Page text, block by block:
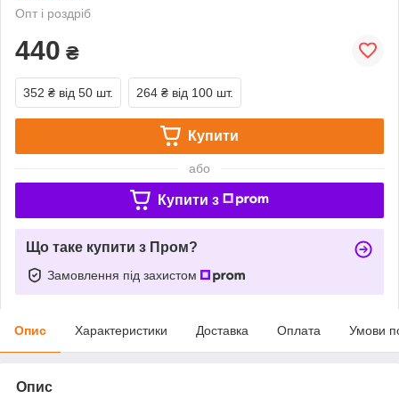
Опт і роздріб
440 ₴
352 ₴ від 50 шт. 264 ₴ від 100 шт.
Купити
або
Купити з
Що таке купити з Пром?
Замовлення під захистом
Опис Характеристики Доставка Оплата Умови
Опис